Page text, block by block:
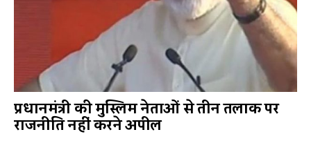
प्रधानमंत्री की मुस्लिम नेताओं से तीन तलाक पर
राजनीति नहीं करने अपील